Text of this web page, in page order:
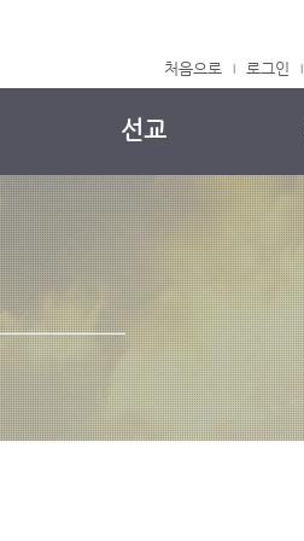
처음으로 로그인
선교
국내 선교
해외 선교